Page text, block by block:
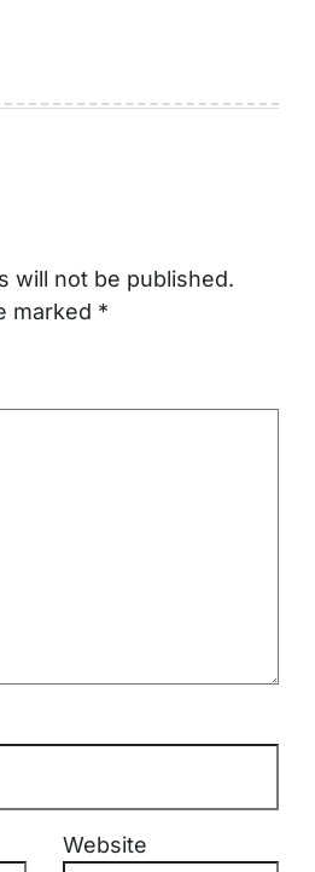
will not be published.
marked *
Website